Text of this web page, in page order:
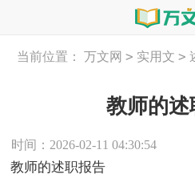
当前位置： 万文网 > 实用文 >
教师的述
时间：2026-02-11 04:30:54
教师的述职报告